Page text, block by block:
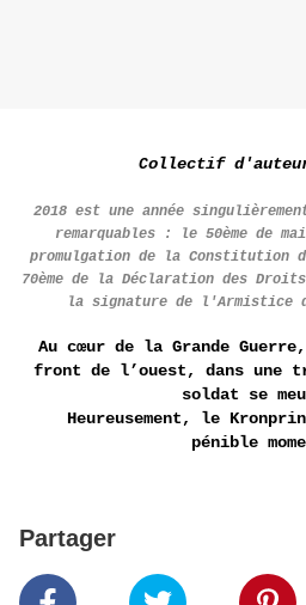
Collectif
2018 est une année
remarquables : le 50ème de
promulgation de la Constitution
70ème de la Déclaration des
la signature de l'Armistice
Au cœur de la Grande
front de l’ouest, dans une
soldat se
Heureusement, le
pénible
Partager